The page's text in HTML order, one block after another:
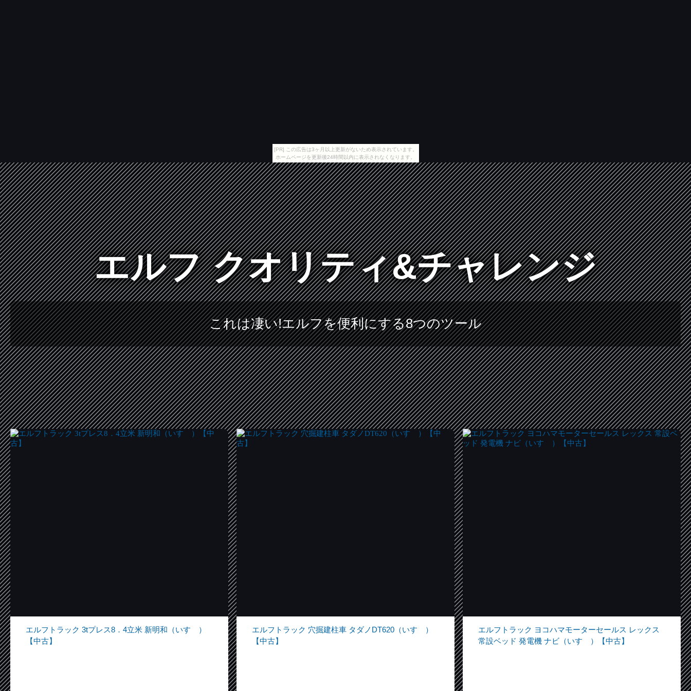
[PR] この広告は3ヶ月以上更新がないため表示されています。
ホームページを更新後24時間以内に表示されなくなります。
エルフ クオリティ&チャレンジ
これは凄い!エルフを便利にする8つのツール
エルフトラック 3tプレス8．4立米 新明和（いすゞ）
【中古】
エルフトラック 穴掘建柱車 タダノDT620（いすゞ）
【中古】
エルフトラック ヨコハマモーターセールス レックス
常設ベッド 発電機 ナビ（いすゞ）【中古】